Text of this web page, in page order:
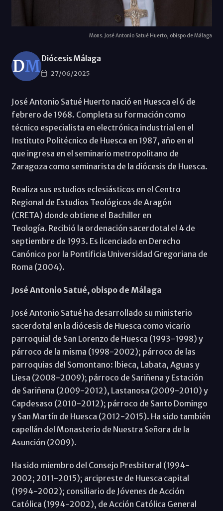
Mons. José Antonio Satué Huerto, obispo de Málaga
Diócesis Málaga
27/06/2025
José Antonio Satué Huerto nació en Huesca el 6 de
febrero de 1968. Completa su formación como
técnico especialista en electrónica industrial en el
Instituto Politécnico de Huesca en 1987, año en el
que ingresa en el seminario metropolitano de
Zaragoza como seminarista de la diócesis de Huesca.
Realiza sus estudios eclesiásticos en el Centro
Regional de Estudios Teológicos de Aragón
(CRETA) donde obtiene el Bachiller en
Teología. Recibió la ordenación sacerdotal el 4 de
septiembre de 1993. Es licenciado en Derecho
Canónico por la Pontificia Universidad Gregoriana de
Roma (2004).
José Antonio Satué, obispo de Málaga
José Antonio Satué ha desarrollado su ministerio
sacerdotal en la diócesis de Huesca como vicario
parroquial de San Lorenzo de Huesca (1993-1998) y
párroco de la misma (1998-2002); párroco de las
parroquias del Somontano: lbieca, Labata, Aguas y
Liesa (2008-2009); párroco de Sariñena y Estación
de Sariñena (2009-2012), Lastanosa (2009-2010) y
Capdesaso (2010-2012); párroco de Santo Domingo
y San Martín de Huesca (2012-2015). Ha sido también
capellán del Monasterio de Nuestra Señora de la
Asunción (2009).
Ha sido miembro del Consejo Presbiteral (1994-
2002; 2011-2015); arcipreste de Huesca capital
(1994-2002); consiliario de Jóvenes de Acción
Católica (1994-2002), de Acción Católica General